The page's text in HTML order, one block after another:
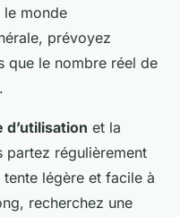
monde
prévoyez
que le nombre réel de
et la
partez régulièrement
légère et facile à
recherchez une